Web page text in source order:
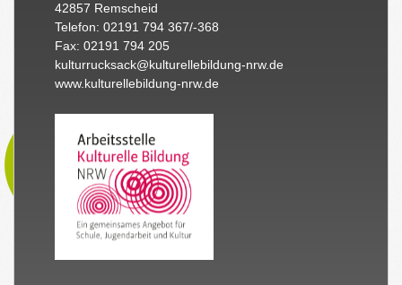
42857 Remscheid
Telefon: 02191 794 367/-368
Fax: 02191 794 205
kulturrucksack@kulturellebildung-nrw.de
www.kulturellebildung-nrw.de